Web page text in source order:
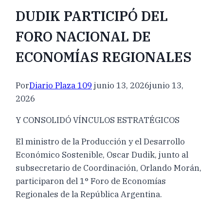
DUDIK PARTICIPÓ DEL
FORO NACIONAL DE
ECONOMÍAS REGIONALES
PorDiario Plaza 109 junio 13, 2026junio 13,
2026
Y CONSOLIDÓ VÍNCULOS ESTRATÉGICOS
El ministro de la Producción y el Desarrollo
Económico Sostenible, Oscar Dudik, junto al
subsecretario de Coordinación, Orlando Morán,
participaron del 1° Foro de Economías
Regionales de la República Argentina.